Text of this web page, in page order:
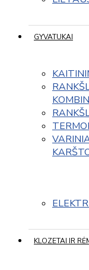
GYVATUKAI
KLOZETAI IR